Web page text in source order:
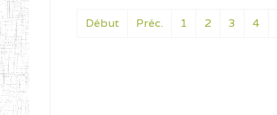
Début Préc. 1 2 3 4